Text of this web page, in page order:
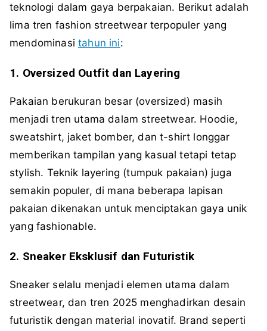
teknologi dalam gaya berpakaian. Berikut adalah
lima tren fashion streetwear terpopuler yang
mendominasitahun ini:
1. Oversized Outfit dan Layering
Pakaian berukuran besar (oversized) masih
menjadi tren utama dalam streetwear. Hoodie,
sweatshirt, jaket bomber, dan t-shirt longgar
memberikan tampilan yang kasual tetapi tetap
stylish. Teknik layering (tumpuk pakaian) juga
semakin populer, di mana beberapa lapisan
pakaian dikenakan untuk menciptakan gaya unik
yang fashionable.
2. Sneaker Eksklusif dan Futuristik
Sneaker selalu menjadi elemen utama dalam
streetwear, dan tren 2025 menghadirkan desain
futuristik dengan material inovatif. Brand seperti